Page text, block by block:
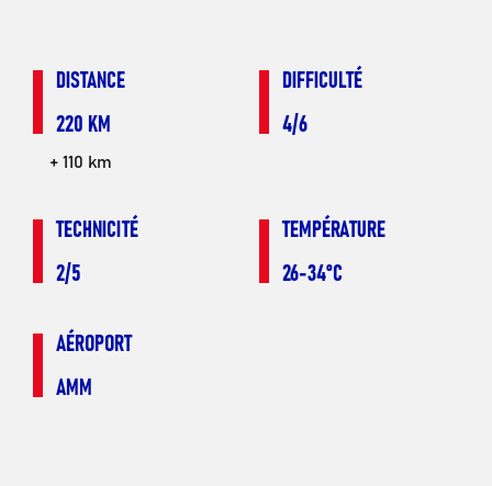
DISTANCE
220 KM
+ 110 km
DIFFICULTÉ
4/6
TECHNICITÉ
2/5
TEMPÉRATURE
26-34°C
AÉROPORT
AMM